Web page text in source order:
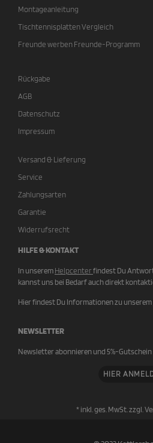
Montageanleitung
Tischtennisplatten Vergleich
Freunde werben Freunde-Programm
Rückgabe
AGB
Datenschutz
Impressum
Versand & Lieferung
Service
Zahlungsarten
Garantie
Widerrufsrecht
HILFE & KONTAKT
In unserem Helpcenter findest Du
kannst uns bei Bedarf auch direkt
Hier findest Du Informationen zu unserem
NEWSLETTER
Newsletter abonnieren und 5%-
HIER
* inkl. ges. MwSt. zzgl.